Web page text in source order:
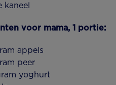
kaneel
voor mama, 1 portie:
appels
peer
yoghurt